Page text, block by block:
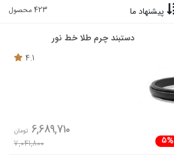
پیشنهاد ما 423 محصول
دستبند چرم طلا خط نور
4.1
5%
6,689,710 تومان
7,041,800